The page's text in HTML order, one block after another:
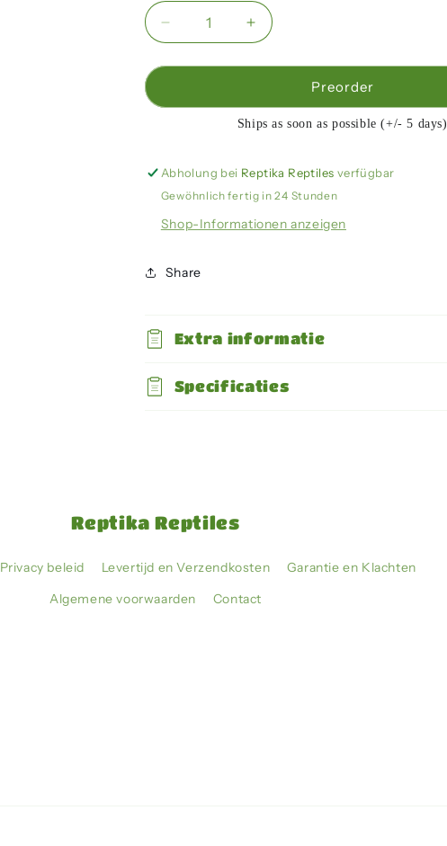
Verringere
die
Menge
Arcadia
ProT5
Forest
6%
Erhöhe
die
Menge
Arcadia
-
ProT5
Forest
6%
Preorder
Ships as soon as possible (+/- 5 days)
Abholung bei Reptika Reptiles verfügbar
Gewöhnlich fertig in 24 Stunden
Shop-Informationen anzeigen
Share
Extra informatie
Specificaties
Reptika Reptiles
Privacy beleid Levertijd en Verzendkosten
Garantie en Klachten
Algemene voorwaarden
Contact